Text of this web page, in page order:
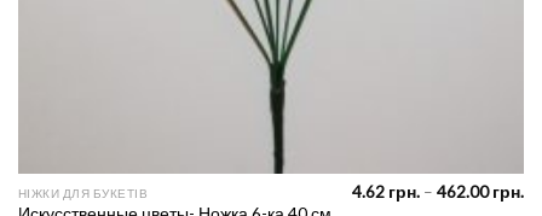
НІЖКИ ДЛЯ БУКЕТІВ 4.62 грн. – 462.00грн.